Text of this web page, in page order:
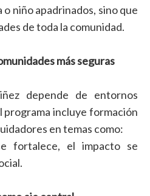
niño apadrinados, sino que
de toda la comunidad.
más seguras
depende de entornos
incluye formación
en temas como:
fortalece, el impacto se